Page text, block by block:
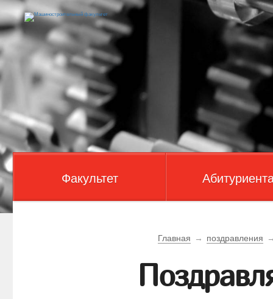
Факультет
Главная → поздравления